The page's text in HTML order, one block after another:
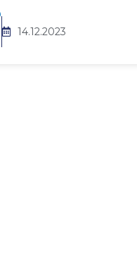
14.12.2023